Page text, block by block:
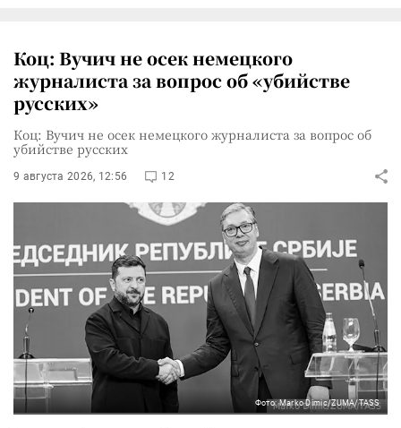
Коц: Вучич не осек немецкого
журналиста за вопрос об «убийстве
русских»
Коц: Вучич не осек немецкого журналиста за вопрос об
убийстве русских
9 августа 2026, 12:56 12
Фото: Marko Dimic/ZUMA/TASS